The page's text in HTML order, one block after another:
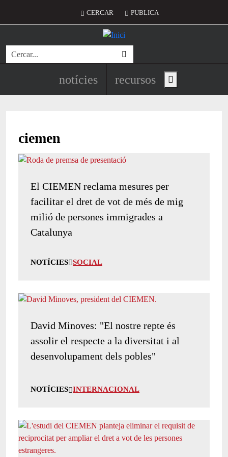
Menú del compte d'usuari
CERCAR PUBLICA
Cerca
Navegació principal de
notícies recursos Show main menu
ciemen
El CIEMEN reclama mesures per
facilitar el dret de vot de més de mig
milió de persones immigrades a
Catalunya
NOTÍCIES SOCIAL
David Minoves: "El nostre repte és
assolir el respecte a la diversitat i al
desenvolupament dels pobles"
NOTÍCIES INTERNACIONAL